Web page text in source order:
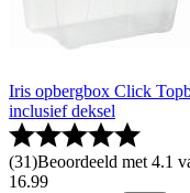
Iris opbergbox Click
inclusief deksel
(31)Beoordeeld met 4.1
16.99